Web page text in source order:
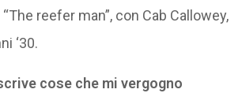
reefer man”, con Cab Callowey,
‘30.
cose che mi vergogno